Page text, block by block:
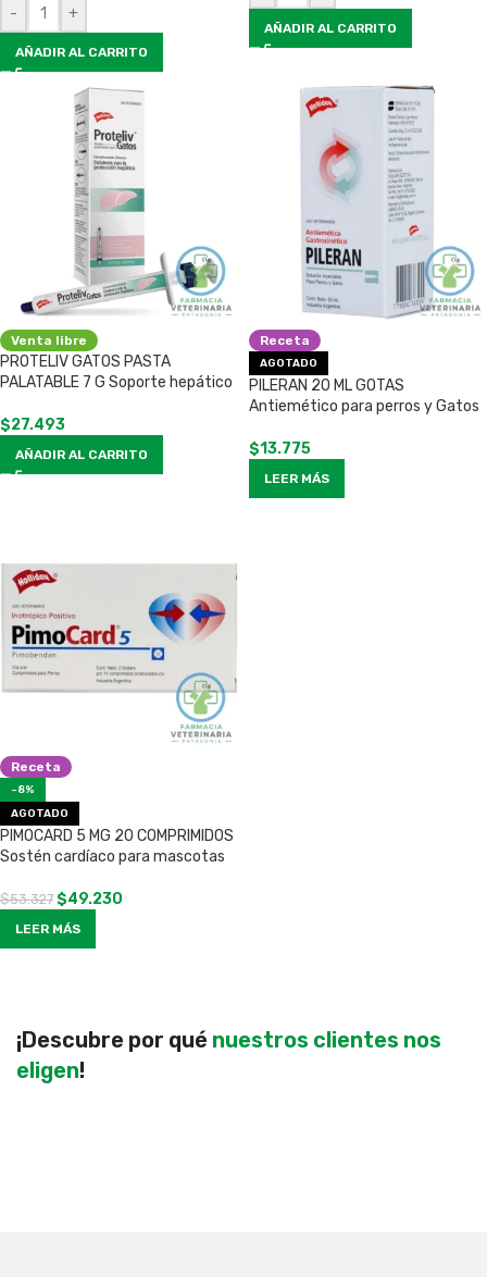
- +
AÑADIR AL CARRITO
AÑADIR AL CARRITO
Venta libre
PROTELIV GATOS PASTA
PALATABLE 7 G Soporte hepático
$27.493
AÑADIR AL CARRITO
Receta
AGOTADO
PILERAN 20 ML GOTAS
Antiemético para perros y Gatos
$13.775
LEER MÁS
Receta
-8%
AGOTADO
PIMOCARD 5 MG 20 COMPRIMIDOS
Sostén cardíaco para mascotas
$53.327 $49.230
LEER MÁS
¡Descubre por qué nuestros clientes nos
eligen!